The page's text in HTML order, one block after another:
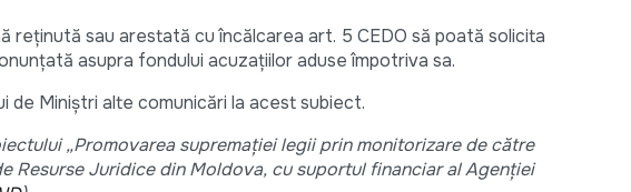
reținută sau arestată cu încălcarea art. 5 CEDO să poată solicita
asupra fondului acuzațiilor aduse împotriva sa.
de Miniștri alte comunicări la acest subiect.
„Promovarea supremației legii prin monitorizare de către
Resurse Juridice din Moldova, cu suportul financiar al Agenției